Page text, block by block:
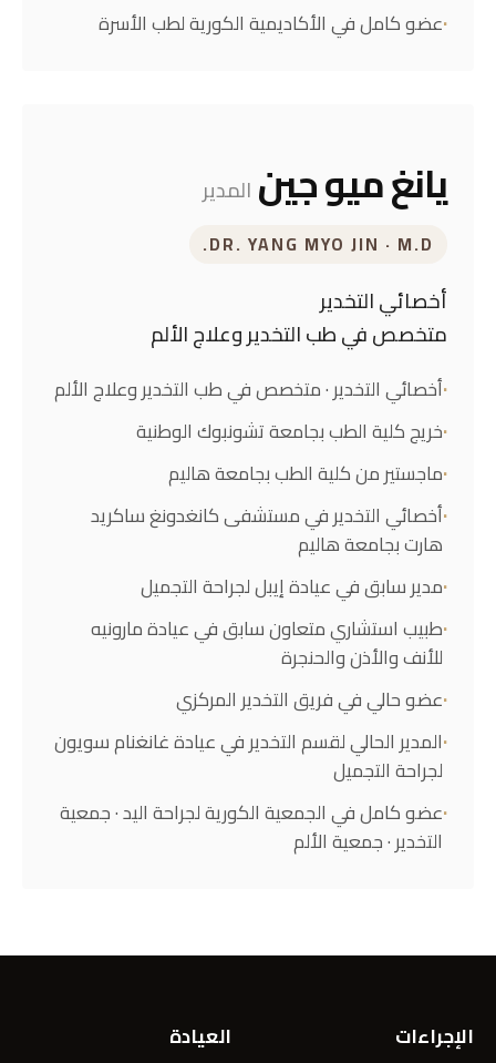
عضو كامل في الأكاديمية الكورية لطب الأسرة
يانغ ميو جين المدير
DR. YANG MYO JIN · M.D.
أخصائي التخدير
متخصص في طب التخدير وعلاج الألم
أخصائي التخدير · متخصص في طب التخدير وعلاج الألم
خريج كلية الطب بجامعة تشونبوك الوطنية
ماجستير من كلية الطب بجامعة هاليم
أخصائي التخدير في مستشفى كانغدونغ ساكريد
هارت بجامعة هاليم
مدير سابق في عيادة إيبل لجراحة التجميل
طبيب استشاري متعاون سابق في عيادة مارونيه
للأنف والأذن والحنجرة
عضو حالي في فريق التخدير المركزي
المدير الحالي لقسم التخدير في عيادة غانغنام سويون
لجراحة التجميل
عضو كامل في الجمعية الكورية لجراحة اليد · جمعية
التخدير · جمعية الألم
الإجراءات
العيادة